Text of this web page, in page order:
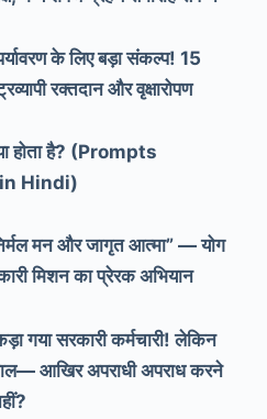
के लिए बड़ा संकल्प! 15
रक्तदान और वृक्षारोपण
होता है? (Prompts
Hindi)
मन और जागृत आत्मा” — योग
मिशन का प्रेरक अभियान
गया सरकारी कर्मचारी! लेकिन
आखिर अपराधी अपराध करने